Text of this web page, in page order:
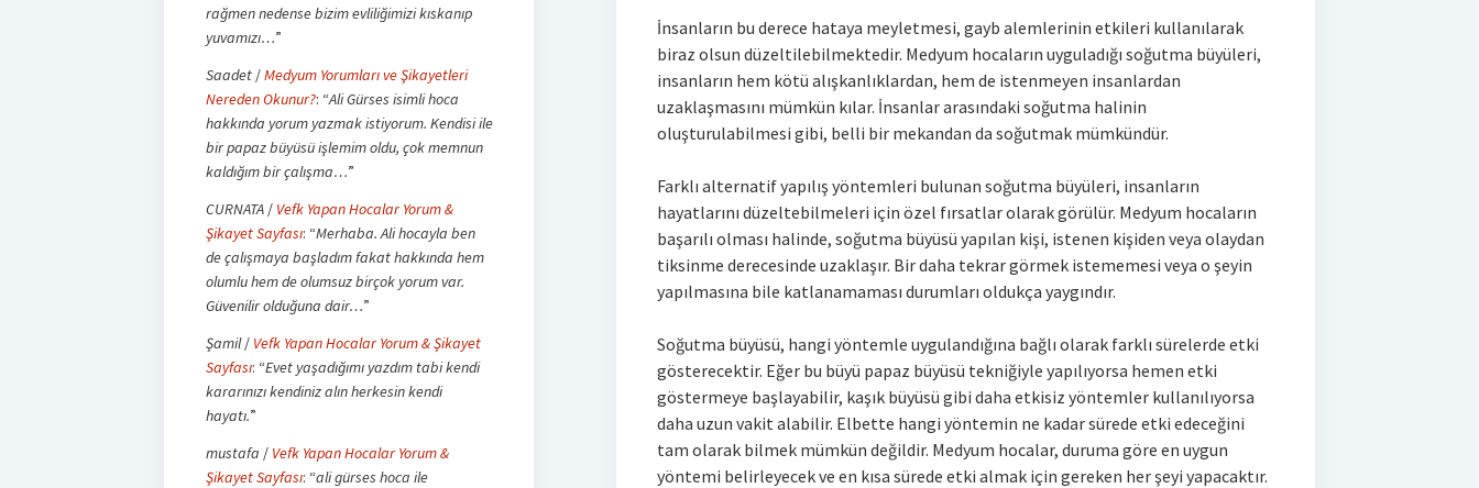
İnsanların bu derece hataya meyletmesi, gayb alemlerinin etkileri kullanılarak
biraz olsun düzeltilebilmektedir. Medyum hocaların uyguladığı soğutma büyüleri,
insanların hem kötü alışkanlıklardan, hem de istenmeyen insanlardan
uzaklaşmasını mümkün kılar. İnsanlar arasındaki soğutma halinin
oluşturulabilmesi gibi, belli bir mekandan da soğutmak mümkündür.
Farklı alternatif yapılış yöntemleri bulunan soğutma büyüleri, insanların
hayatlarını düzeltebilmeleri için özel fırsatlar olarak görülür. Medyum hocaların
başarılı olması halinde, soğutma büyüsü yapılan kişi, istenen kişiden veya olaydan
tiksinme derecesinde uzaklaşır. Bir daha tekrar görmek istememesi veya o şeyin
yapılmasına bile katlanamaması durumları oldukça yaygındır.
Soğutma büyüsü, hangi yöntemle uygulandığına bağlı olarak farklı sürelerde etki
gösterecektir. Eğer bu büyü papaz büyüsü tekniğiyle yapılıyorsa hemen etki
göstermeye başlayabilir, kaşık büyüsü gibi daha etkisiz yöntemler kullanılıyorsa
daha uzun vakit alabilir. Elbette hangi yöntemin ne kadar sürede etki edeceğini
tam olarak bilmek mümkün değildir. Medyum hocalar, duruma göre en uygun
yöntemi belirleyecek ve en kısa sürede etki almak için gereken her şeyi yapacaktır.
rağmen nedense bizim evliliğimizi kıskanıp
yuvamızı…”
Saadet/Medyum Yorumları ve Şikayetleri
Nereden Okunur?: “Ali Gürses isimli hoca
hakkında yorum yazmak istiyorum. Kendisi ile
bir papaz büyüsü işlemim oldu, çok memnun
kaldığım bir çalışma…”
CURNATA/ Vefk Yapan Hocalar Yorum &
Şikayet Sayfası: “Merhaba. Ali hocayla ben
de çalışmaya başladım fakat hakkında hem
olumlu hem de olumsuz birçok yorum var.
Güvenilir olduğuna dair…”
Şamil/ Vefk Yapan Hocalar Yorum & Şikayet
Sayfası: “Evet yaşadığımı yazdım tabi kendi
kararınızı kendiniz alın herkesin kendi
hayatı.”
mustafa / Vefk Yapan Hocalar Yorum &
Şikayet Sayfası: “ali gürses hoca ile